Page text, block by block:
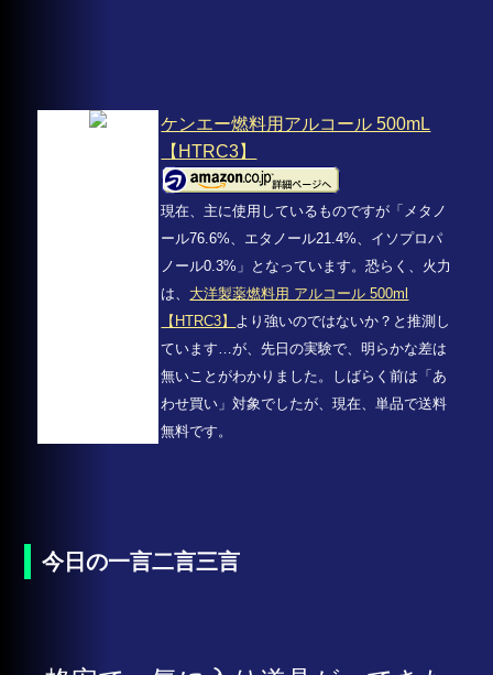
ケンエー燃料用アルコール 500mL
【HTRC3】
現在、主に使用しているものですが「メタノ
ール76.6%、エタノール21.4%、イソプロパ
ノール0.3%」となっています。恐らく、火力
は、 大洋製薬燃料用 アルコール 500ml
【HTRC3】 より強いのではないか？と推測し
ています…が、先日の実験で、明らかな差は
無いことがわかりました。しばらく前は「あ
わせ買い」対象でしたが、現在、単品で送料
無料です。
今日の一言二言三言